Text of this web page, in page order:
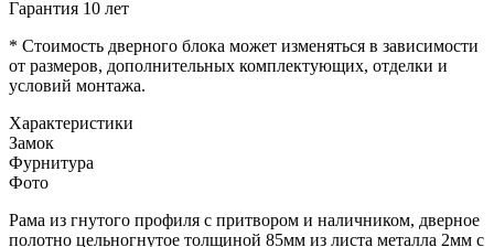
Гарантия 10 лет
* Стоимость дверного блока может изменяться в зависимости
от размеров, дополнительных комплектующих, отделки и
условий монтажа.
Характеристики
Замок
Фурнитура
Фото
Рама из гнутого профиля с притвором и наличником, дверное
полотно цельногнутое толщиной 85мм из листа металла 2мм c